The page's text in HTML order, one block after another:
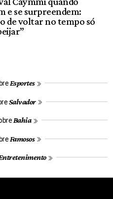
e se surpreendem:
de voltar no tempo só
Esportes
Salvador
Bahia
Famosos